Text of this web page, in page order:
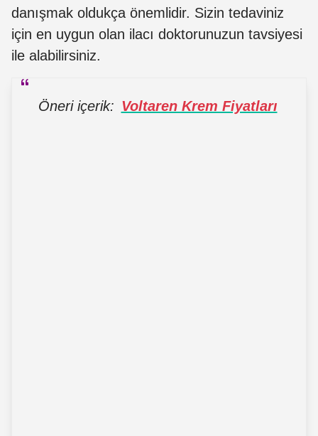
danışmak oldukça önemlidir. Sizin tedaviniz
için en uygun olan ilacı doktorunuzun tavsiyesi
ile alabilirsiniz.
Öneri içerik: Voltaren Krem Fiyatları